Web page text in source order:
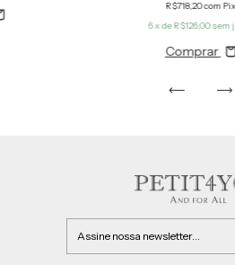
R$718,20com Pix
6 x deR$126,00 sem
Comprar